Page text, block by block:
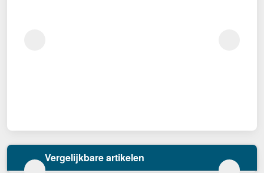
Vergelijkbare artikelen